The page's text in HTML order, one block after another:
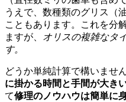
うえで、数種類のグリス（
こともあります。これを分
ますが、 オリスの複雑なタ
す。
どうか単純計算で構いませ
に掛かる時間と手間が大き
て修理のノウハウは簡単に